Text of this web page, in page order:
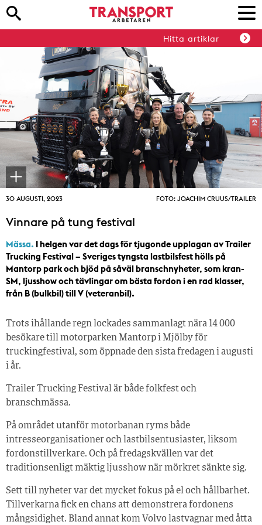
Hitta artiklar
30 AUGUSTI, 2023 FOTO: JOACHIM CRUUS/TRAILER
Vinnare på tung festival
Mässa. I helgen var det dags för tjugonde upplagan av Trailer
Trucking Festival – Sveriges tyngsta lastbilsfest hölls på
Mantorp park och bjöd på såväl branschnyheter, som kran-
SM, ljusshow och tävlingar om bästa fordon i en rad klasser,
från B (bulkbil) till V (veteranbil).
Trots ihållande regn lockades sammanlagt nära 14 000
besökare till motorparken Mantorp i Mjölby för
truckingfestival, som öppnade den sista fredagen i augusti
i år.
Trailer Trucking Festival är både folkfest och
branschmässa.
På området utanför motorbanan ryms både
intresseorganisationer och lastbilsentusiaster, liksom
fordonstillverkare. Och på fredagskvällen var det
traditionsenligt mäktig ljusshow när mörkret sänkte sig.
Sett till nyheter var det mycket fokus på el och hållbarhet.
Tillverkarna fick en chans att demonstrera fordonens
mångsidighet. Bland annat kom Volvo lastvagnar med åtta